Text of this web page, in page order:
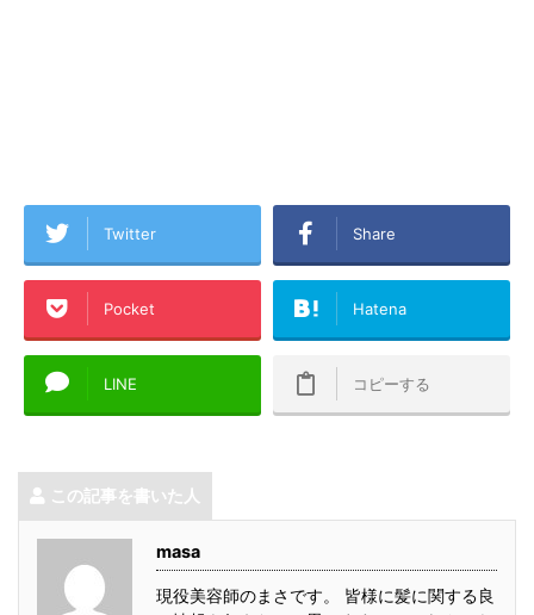
Twitter Share
Pocket Hatena
LINE コピーする
この記事を書いた人
masa
現役美容師のまさです。 皆様に髪に関する良